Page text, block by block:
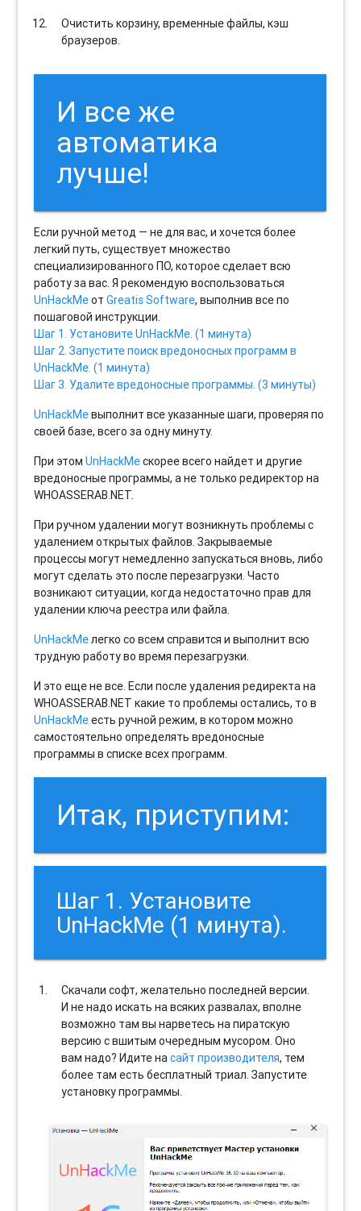
Очистить корзину, временные файлы, кэш
браузеров.
И все же
автоматика
лучше!
Если ручной метод — не для вас, и хочется более
легкий путь, существует множество
специализированного ПО, которое сделает всю
работу за вас. Я рекомендую воспользоваться
UnHackMeотGreatis Software, выполнив все по
пошаговой инструкции.
Шаг 1. Установите UnHackMe. (1 минута)
Шаг 2. Запустите поиск вредоносных программ в
UnHackMe. (1 минута)
Шаг 3. Удалите вредоносные программы. (3 минуты)
UnHackMeвыполнит все указанные шаги, проверяя по
своей базе, всего за одну минуту.
При этомUnHackMeскорее всего найдет и другие
вредоносные программы, а не только редиректор на
WHOASSERAB.NET.
При ручном удалении могут возникнуть проблемы с
удалением открытых файлов. Закрываемые
процессы могут немедленно запускаться вновь, либо
могут сделать это после перезагрузки. Часто
возникают ситуации, когда недостаточно прав для
удалении ключа реестра или файла.
UnHackMeлегко со всем справится и выполнит всю
трудную работу во время перезагрузки.
И это еще не все. Если после удаления редиректа на
WHOASSERAB.NET какие то проблемы остались, то в
UnHackMeесть ручной режим, в котором можно
самостоятельно определять вредоносные
программы в списке всех программ.
Итак, приступим:
Шаг 1. Установите
UnHackMe (1 минута).
Скачали софт, желательно последней версии.
И не надо искать на всяких развалах, вполне
возможно там вы нарветесь на пиратскую
версию с вшитым очередным мусором. Оно
вам надо? Идите насайт производителя, тем
более там есть бесплатный триал. Запустите
установку программы.